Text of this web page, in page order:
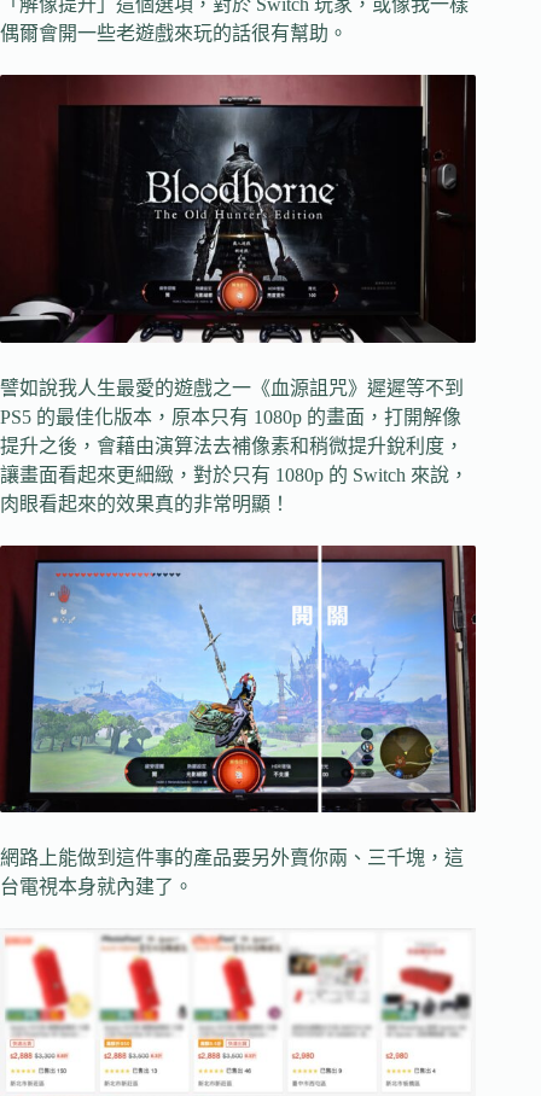
「解像提升」這個選項，對於 Switch 玩家，或像我一樣
偶爾會開一些老遊戲來玩的話很有幫助。
譬如說我人生最愛的遊戲之一《血源詛咒》遲遲等不到
PS5 的最佳化版本，原本只有 1080p 的畫面，打開解像
提升之後，會藉由演算法去補像素和稍微提升銳利度，
讓畫面看起來更細緻，對於只有 1080p 的 Switch 來說，
肉眼看起來的效果真的非常明顯！
網路上能做到這件事的產品要另外賣你兩、三千塊，這
台電視本身就內建了。